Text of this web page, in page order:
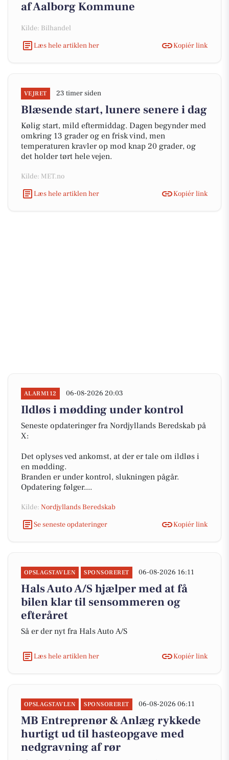
af Aalborg Kommune
Kilde: Bilhandel
Læs hele artiklen her
Kopiér link
VEJRET 23 timer siden
Blæsende start, lunere senere i dag
Kølig start, mild eftermiddag. Dagen begynder med
omkring 13 grader og en frisk vind, men
temperaturen kravler op mod knap 20 grader, og
det holder tørt hele vejen.
Kilde: MET.no
Læs hele artiklen her
Kopiér link
ALARM112 06-08-2026 20:03
Ildløs i mødding under kontrol
Seneste opdateringer fra Nordjyllands Beredskab på
X:
Det oplyses ved ankomst, at der er tale om ildløs i
en mødding.
Branden er under kontrol, slukningen pågår.
Opdatering følger....
Kilde: Nordjyllands Beredskab
Se seneste opdateringer
Kopiér link
OPSLAGSTAVLEN SPONSORERET 06-08-2026 16:11
Hals Auto A/S hjælper med at få
bilen klar til sensommeren og
efteråret
Så er der nyt fra Hals Auto A/S
Læs hele artiklen her Kopiér link
OPSLAGSTAVLEN SPONSORERET 06-08-2026 06:11
MB Entreprenør & Anlæg rykkede
hurtigt ud til hasteopgave med
nedgravning af rør